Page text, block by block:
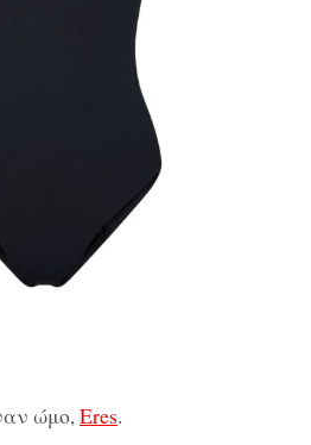
ώμο,Eres.